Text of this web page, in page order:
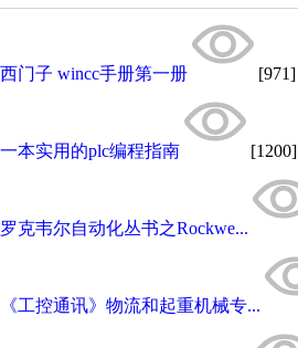
西门子 wincc手册第一册 [971]
一本实用的plc编程指南 [1200]
罗克韦尔自动化丛书之Rockwe...
《工控通讯》物流和起重机械专...